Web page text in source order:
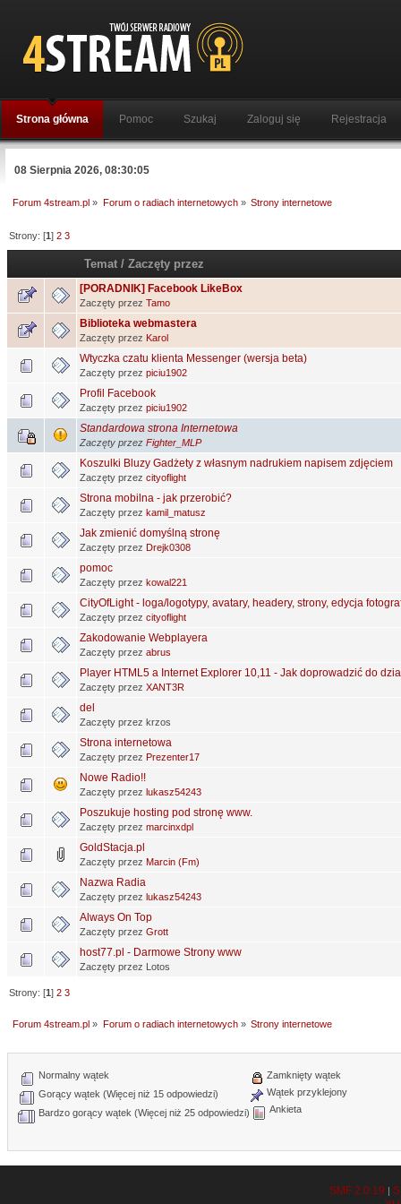
Strona główna Pomoc Szukaj Zaloguj się Rejestracja
08 Sierpnia 2026, 08:30:05
Forum 4stream.pl » Forum o radiach internetowych» Strony internetowe
Strony: [1]2 3
Temat /Zaczęty przez
[PORADNIK] Facebook LikeBox
Zaczęty przez Tamo
Biblioteka webmastera
Zaczęty przez Karol
Wtyczka czatu klienta Messenger (wersja beta)
Zaczęty przez piciu1902
Profil Facebook
Zaczęty przez piciu1902
Standardowa strona Internetowa
Zaczęty przez Fighter_MLP
Koszulki Bluzy Gadżety z własnym nadrukiem napisem zdjęciem
Zaczęty przez cityoflight
Strona mobilna - jak przerobić?
Zaczęty przez kamil_matusz
Jak zmienić domyślną stronę
Zaczęty przez Drejk0308
pomoc
Zaczęty przez kowal221
CityOfLight - loga/logotypy, avatary, headery, strony, edycja
Zaczęty przez cityoflight
Zakodowanie Webplayera
Zaczęty przez abrus
Player HTML5 a Internet Explorer 10,11 - Jak doprowadzić do
Zaczęty przez XANT3R
del
Zaczęty przez krzos
Strona internetowa
Zaczęty przez Prezenter17
Nowe Radio!!
Zaczęty przez lukasz54243
Poszukuje hosting pod stronę www.
Zaczęty przez marcinxdpl
GoldStacja.pl
Zaczęty przez Marcin (Fm)
Nazwa Radia
Zaczęty przez lukasz54243
Always On Top
Zaczęty przez Grott
host77.pl - Darmowe Strony www
Zaczęty przez Lotos
Strony: [1]2 3
Forum 4stream.pl » Forum o radiach internetowych» Strony internetowe
Normalny wątek
Gorący wątek (Więcej niż 15 odpowiedzi)
Bardzo gorący wątek (Więcej niż 25 odpowiedzi)
Zamknięty wątek
Wątek przyklejony
Ankieta
SMF 2.0.19 |